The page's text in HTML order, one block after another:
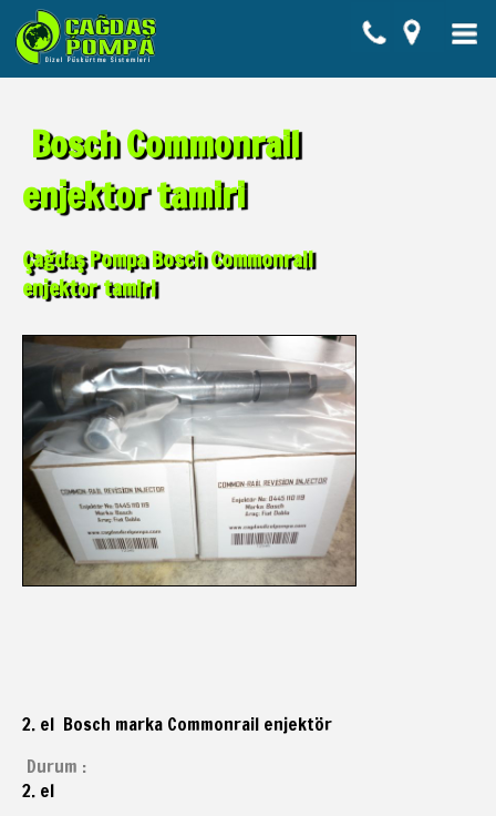
Bosch Commonrail
enjektor tamiri
Çağdaş Pompa Bosch Commonrail
enjektor tamiri
2. el Bosch marka Commonrail enjektör
Durum :
2. el